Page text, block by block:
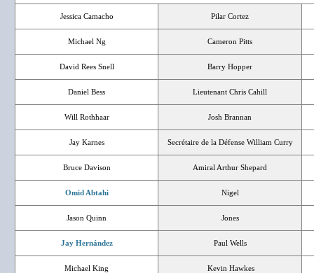
Jessica Camacho Pilar Cortez
Michael Ng Cameron Pitts
David Rees Snell Barry Hopper
Daniel Bess Lieutenant Chris Cahill
Will Rothhaar Josh Brannan
Jay Karnes Secrétaire de la Défense William Curry
Bruce Davison Amiral Arthur Shepard
Omid Abtahi Nigel
Jason Quinn Jones
Jay Hernández Paul Wells
Michael King Kevin Hawkes